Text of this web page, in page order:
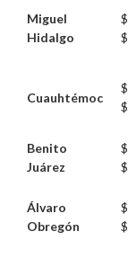
Miguel
Hidalgo
Cuauhtémoc
Benito
Juárez
Álvaro
Obregón